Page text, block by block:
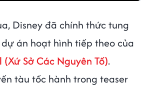
Disney đã chính thức tung
án hoạt hình tiếp theo của
(Xứ Sở Các Nguyên Tố).
tàu tốc hành trong teaser